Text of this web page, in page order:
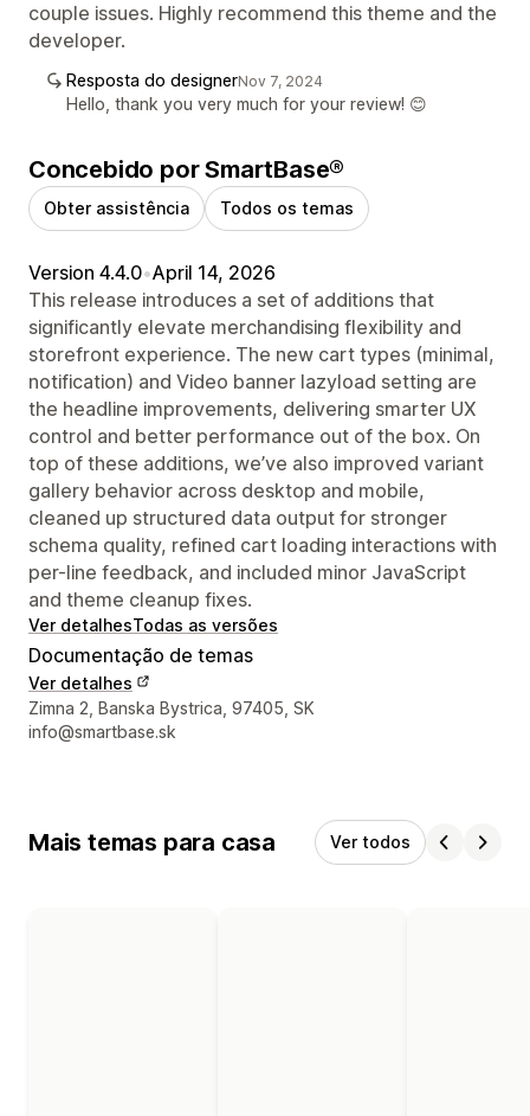
couple issues. Highly recommend this theme and the
developer.
Resposta do designerNov 7, 2024
Hello, thank you very much for your review! 😊
Concebido por SmartBase®
Obter assistência Todos os temas
Version 4.4.0•April 14, 2026
This release introduces a set of additions that
significantly elevate merchandising flexibility and
storefront experience. The new cart types (minimal,
notification) and Video banner lazyload setting are
the headline improvements, delivering smarter UX
control and better performance out of the box. On
top of these additions, we’ve also improved variant
gallery behavior across desktop and mobile,
cleaned up structured data output for stronger
schema quality, refined cart loading interactions with
per-line feedback, and included minor JavaScript
and theme cleanup fixes.
Ver detalhesTodas as versões
Documentação de temas
Ver detalhes
Detalhes de contacto do designer
Zimna 2, Banska Bystrica, 97405, SK
info@smartbase.sk
Mais temas para casa Ver todos